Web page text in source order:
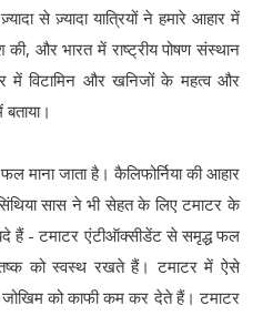
से ज़्यादा यात्रियों ने हमारे आहार में
और भारत में राष्ट्रीय पोषण संस्थान
में विटामिन और खनिजों के महत्व और
माना जाता है। कैलिफोर्निया की आहार
सास ने भी सेहत के लिए टमाटर के
हैं - टमाटर एंटीऑक्सीडेंट से समृद्ध फल
को स्वस्थ रखते हैं। टमाटर में ऐसे
जोखिम को काफी कम कर देते हैं। टमाटर